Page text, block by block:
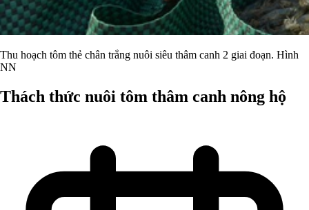
Thu hoạch tôm thẻ chân trắng nuôi siêu thâm canh 2 giai đoạn. Hình
NN
Thách thức nuôi tôm thâm canh nông hộ